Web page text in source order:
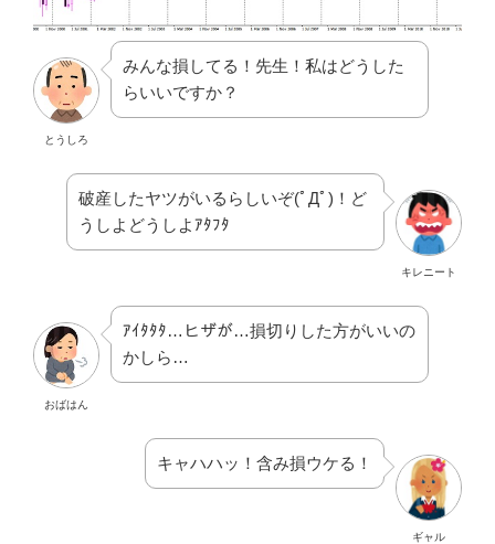
とうしろ
みんな損してる！先生！私はどうした
らいいですか？
キレニート
破産したヤツがいるらしいぞ(ﾟДﾟ)！ど
うしよどうしよｱﾀﾌﾀ
おばはん
ｱｲﾀﾀﾀ…ヒザが…損切りした方がいいの
かしら…
ギャル
キャハハッ！含み損ウケる！